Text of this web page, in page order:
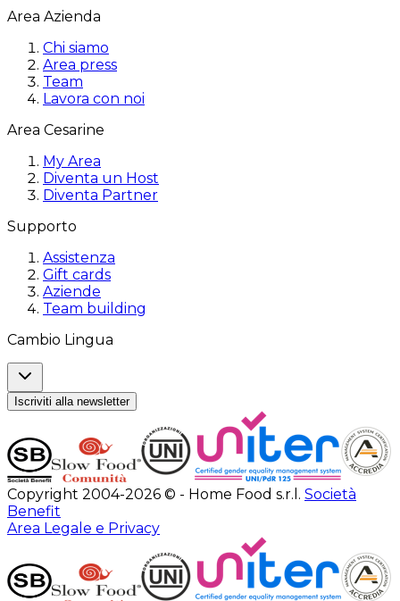
Area Azienda
Chi siamo
Area press
Team
Lavora con noi
Area Cesarine
My Area
Diventa un Host
Diventa Partner
Supporto
Assistenza
Gift cards
Aziende
Team building
Cambio Lingua
Iscriviti alla newsletter
Copyright 2004-2026 © - Home Food s.r.l. Società
Benefit
Area Legale e Privacy